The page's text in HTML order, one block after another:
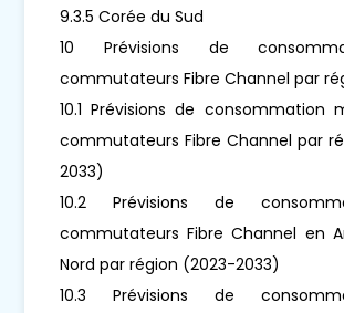
9.3.5 Corée du Sud
10 Prévisions de
commutateurs Fibre Channel par
10.1 Prévisions de consommation
commutateurs Fibre Channel par
2033)
10.2 Prévisions de
commutateurs Fibre Channel en
Nord par région (2023-2033)
10.3 Prévisions de